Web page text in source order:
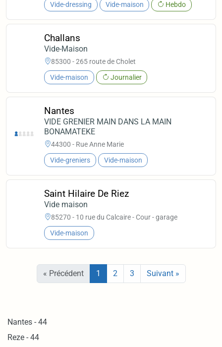
Vide-dressing Vide-maison Hebdo
Challans
Vide-Maison
85300 - 265 route de Cholet
Vide-maison Journalier
Nantes
VIDE GRENIER MAIN DANS LA MAIN
BONAMATEKE
44300 - Rue Anne Marie
Vide-greniers Vide-maison
Saint Hilaire De Riez
Vide maison
85270 - 10 rue du Calcaire - Cour - garage
Vide-maison
« Précédent 1 2 3 Suivant »
Nantes - 44
Reze - 44